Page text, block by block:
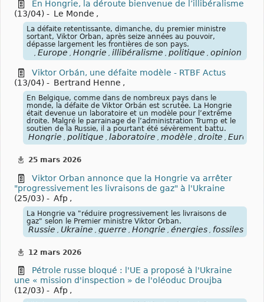
En Hongrie, la déroute bienvenue de l’illibéralisme
(13/04) - Le Monde ,
La défaite retentissante, dimanche, du premier ministre
sortant, Viktor Orban, après seize années au pouvoir,
dépasse largement les frontières de son pays.
Europe Hongrie illibéralisme politique opinion
Viktor Orbán, une défaite modèle - RTBF Actus
(13/04) - Bertrand Henne ,
En Belgique, comme dans de nombreux pays dans le
monde, la défaite de Viktor Orbán est scrutée. La Hongrie
était devenue un laboratoire et un modèle pour l’extrême
droite. Malgré le parrainage de l’administration Trump et le
soutien de la Russie, il a pourtant été sévèrement battu.
Hongrie politique laboratoire modèle droite Europe
25 mars 2026
Viktor Orban annonce que la Hongrie va arrêter
"progressivement les livraisons de gaz" à l'Ukraine
(25/03) - Afp ,
La Hongrie va "réduire progressivement les livraisons de
gaz" selon le Premier ministre Viktor Orban.
Russie Ukraine guerre Hongrie énergies fossiles
12 mars 2026
Pétrole russe bloqué : l'UE a proposé à l'Ukraine
une « mission d'inspection » de l'oléoduc Droujba
(12/03) - Afp ,